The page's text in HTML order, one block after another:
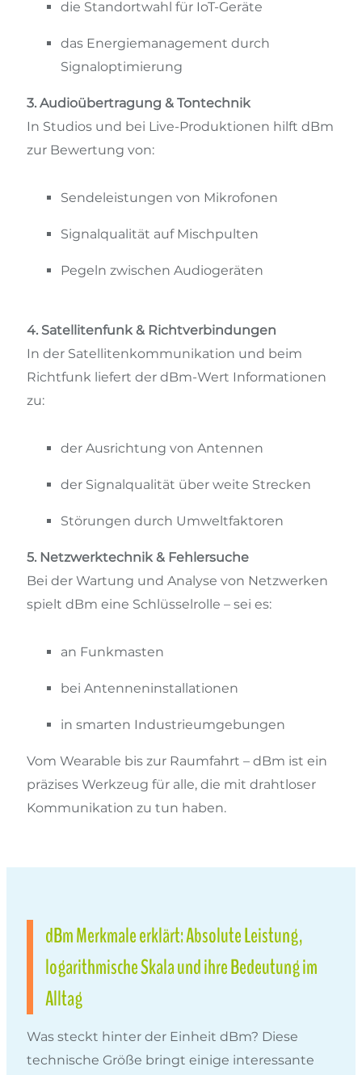
die Standortwahl für IoT-Geräte
das Energiemanagement durch
Signaloptimierung
3. Audioübertragung & Tontechnik
In Studios und bei Live-Produktionen hilft dBm
zur Bewertung von:
Sendeleistungen von Mikrofonen
Signalqualität auf Mischpulten
Pegeln zwischen Audiogeräten
4. Satellitenfunk & Richtverbindungen
In der Satellitenkommunikation und beim
Richtfunk liefert der dBm-Wert Informationen
zu:
der Ausrichtung von Antennen
der Signalqualität über weite Strecken
Störungen durch Umweltfaktoren
5. Netzwerktechnik & Fehlersuche
Bei der Wartung und Analyse von Netzwerken
spielt dBm eine Schlüsselrolle – sei es:
an Funkmasten
bei Antenneninstallationen
in smarten Industrieumgebungen
Vom Wearable bis zur Raumfahrt – dBm ist ein
präzises Werkzeug für alle, die mit drahtloser
Kommunikation zu tun haben.
dBm Merkmale erklärt: Absolute Leistung,
logarithmische Skala und ihre Bedeutung im
Alltag
Was steckt hinter der Einheit dBm? Diese
technische Größe bringt einige interessante